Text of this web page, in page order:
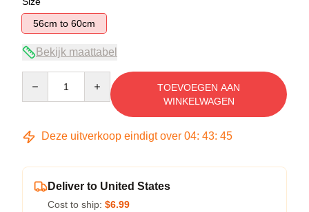
56cm to 60cm
Bekijk maattabel
TOEVOEGEN AAN
WINKELWAGEN
Deze uitverkoop eindigt over 04: 43: 45
Deliver to United States
Cost to ship: $6.99